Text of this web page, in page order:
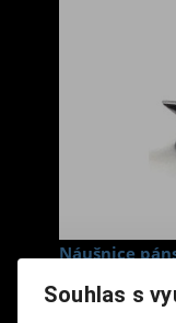
Náušnice
Cena s DPH:
Souhlas s